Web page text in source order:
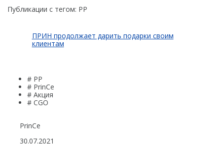
Системы на экскаваторы
Системы на бульдозеры
ГНСС-мониторинг
Интерферометрические радары
Аэрофотокамеры
Публикации с тегом: PP
ПРИН продолжает дарить подарки своим
клиентам
# PP
# PrinCe
# Акция
# CGO
PrinCe
30.07.2021